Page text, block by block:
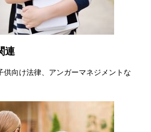
連
供向け法律、アンガーマネジメントな